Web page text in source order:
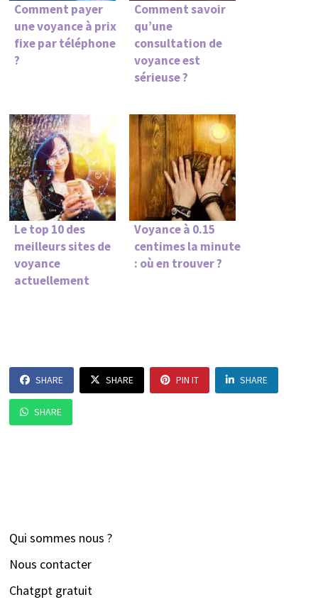
Comment payer
une voyance à prix
fixe par téléphone
?
Comment savoir
qu’une
consultation de
voyance est
sérieuse ?
Le top 10 des
meilleurs sites de
voyance
actuellement
Voyance à 0.15
centimes la minute
: où en trouver ?
SHARE SHARE PIN IT SHARE
SHARE
Qui sommes nous ?
Nous contacter
Chatgpt gratuit